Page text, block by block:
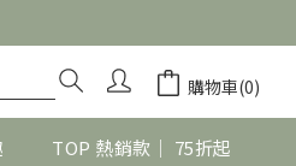
購物車(0)
TOP 熱銷款｜ 75折起
立即購買